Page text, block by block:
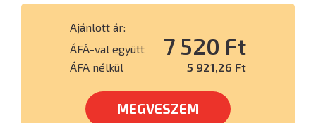
Ajánlott ár:
ÁFÁ-val együtt
7 520 Ft
ÁFA nélkül 5 921,26 Ft
MEGVESZEM